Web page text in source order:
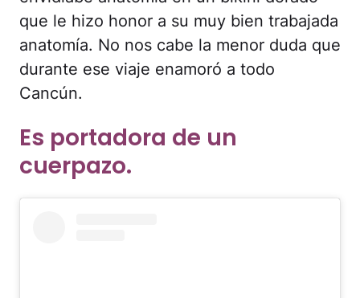
que le hizo honor a su muy bien trabajada
anatomía. No nos cabe la menor duda que
durante ese viaje enamoró a todo
Cancún.
Es portadora de un
cuerpazo.